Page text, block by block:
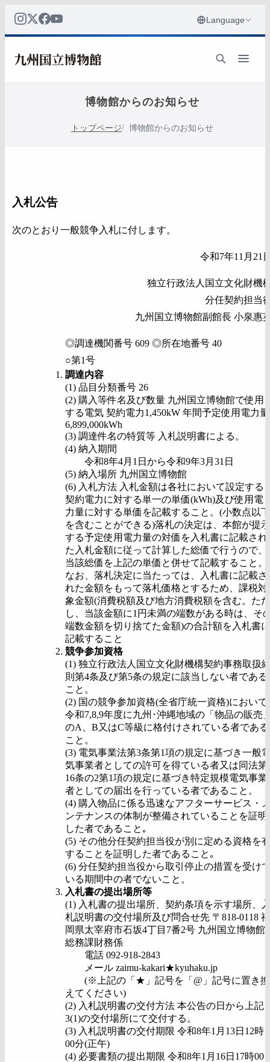
博物館からのお知らせ
トップページ 博物館からのお知らせ
入札公告
次のとおり一般競争入札に付します。
令和7年11月21
独立行政法人国立文化財機
分任契約担当
九州国立博物館副館長 小泉惠
◎調達機関番号 609 ◎所在地番号 40
○第1号
調達内容
(1) 品目分類番号 26
(2) 購入等件名及び数量 九州国立博物館で使用
する電気 契約電力1,450kW 年間予定使用電力量
6,899,000kWh
(3) 調達件名の特質等 入札説明書による。
(4) 納入期間
令和8年4月1日から令和9年3月31日
(5) 納入場所 九州国立博物館
(6) 入札方法 入札金額は各社において設定する
契約電力に対する単一の単価(kWh)及び使用電
力量に対する単価を記載すること。(小数点以下
を含むことができる)落札の決定は、本館が提示
する予定使用電力量の対価を入札書に記載され
た入札金額に従って計算した総価で行うので、
当該総価を上記の単価と併せて記載すること。
なお、落札決定に当たっては、入札書に記載さ
れた金額をもって落札価格とするため、課税対
象金額(消費税額及び地方消費税額を含む。ただ
し、当該金額に1円未満の端数がある時は、そ
端数金額を切り捨てた金額)の合計額を入札書に
記載すること
競争参加資格
(1) 独立行政法人国立文化財機構契約事務取扱
則第4条及び第5条の規定に該当しない者である
こと。
(2) 国の競争参加資格(全省庁統一資格)において
令和7,8,9年度に九州･沖縄地域の「物品の販売
のA、B又はC等級に格付けされている者である
こと。
(3) 電気事業法第3条第1項の規定に基づき一般
気事業者としての許可を得ている者又は同法第
16条の2第1項の規定に基づき特定規模電気事業
者としての届出を行っている者であること。
(4) 購入物品に係る迅速なアフターサービス・
ンテナンスの体制が整備されていることを証明
した者であること｡
(5) その他分任契約担当役が別に定める資格を
することを証明した者であること｡
(6) 分任契約担当役から取引停止の措置を受け
いる期間中の者でないこと。
入札書の提出場所等
(1) 入札書の提出場所、契約条項を示す場所、
札説明書の交付場所及び問合せ先 〒818-0118 福
岡県太宰府市石坂4丁目7番2号 九州国立博物館
総務課財務係
電話 092-918-2843
メール zaimu-kakari★kyuhaku.jp
(※上記の「★」記号を「@」記号に置き換
えてください)
(2) 入札説明書の交付方法 本公告の日から上記
3(1)の交付場所にて交付する。
(3) 入札説明書の交付期限 令和8年1月13日12時
00分(正午)
(4) 必要書類の提出期限 令和8年1月16日17時00